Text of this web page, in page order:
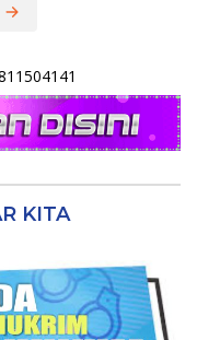
HUB. 0811504141
KITA